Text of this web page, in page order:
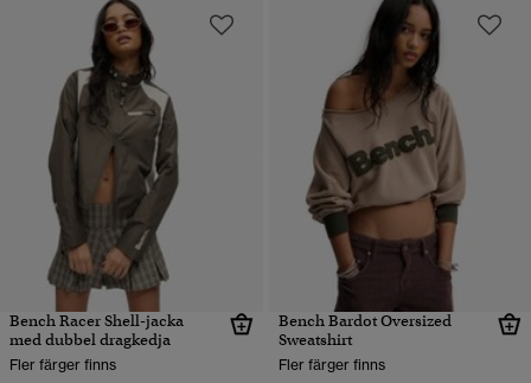
Bench Racer Shell-jacka
med dubbel dragkedja
Fler färger finns
Bench Bardot Oversized
Sweatshirt
Fler färger finns